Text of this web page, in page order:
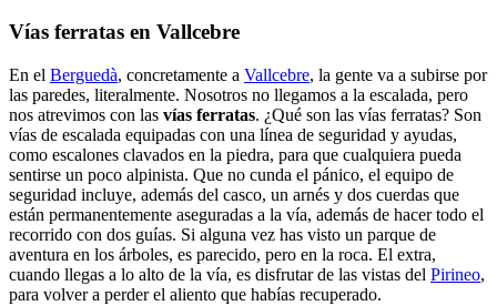
Vías ferratas en Vallcebre
En el Berguedà, concretamente a Vallcebre, la gente va a subirse por
las paredes, literalmente. Nosotros no llegamos a la escalada, pero
nos atrevimos con las vías ferratas. ¿Qué son las vías ferratas? Son
vías de escalada equipadas con una línea de seguridad y ayudas,
como escalones clavados en la piedra, para que cualquiera pueda
sentirse un poco alpinista. Que no cunda el pánico, el equipo de
seguridad incluye, además del casco, un arnés y dos cuerdas que
están permanentemente aseguradas a la vía, además de hacer todo el
recorrido con dos guías. Si alguna vez has visto un parque de
aventura en los árboles, es parecido, pero en la roca. El extra,
cuando llegas a lo alto de la vía, es disfrutar de las vistas del Pirineo,
para volver a perder el aliento que habías recuperado.